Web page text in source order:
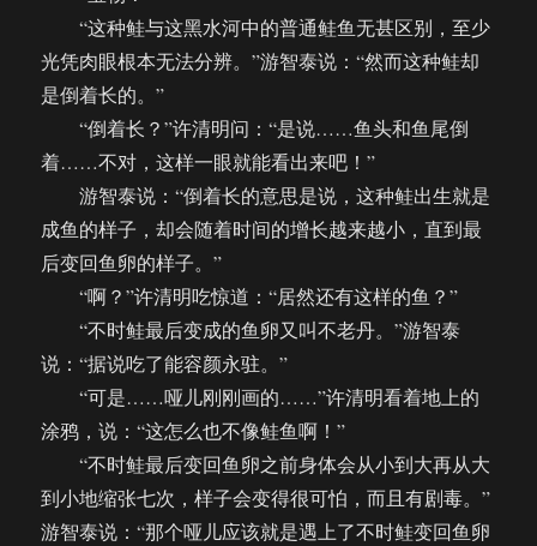
“这种鲑与这黑水河中的普通鲑鱼无甚区别，至少
光凭肉眼根本无法分辨。”游智泰说：“然而这种鲑却
是倒着长的。”
“倒着长？”许清明问：“是说……鱼头和鱼尾倒
着……不对，这样一眼就能看出来吧！”
游智泰说：“倒着长的意思是说，这种鲑出生就是
成鱼的样子，却会随着时间的增长越来越小，直到最
后变回鱼卵的样子。”
“啊？”许清明吃惊道：“居然还有这样的鱼？”
“不时鲑最后变成的鱼卵又叫不老丹。”游智泰
说：“据说吃了能容颜永驻。”
“可是……哑儿刚刚画的……”许清明看着地上的
涂鸦，说：“这怎么也不像鲑鱼啊！”
“不时鲑最后变回鱼卵之前身体会从小到大再从大
到小地缩张七次，样子会变得很可怕，而且有剧毒。”
游智泰说：“那个哑儿应该就是遇上了不时鲑变回鱼卵